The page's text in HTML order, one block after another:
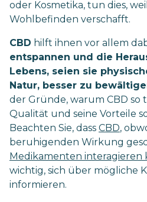
oder Kosmetika, tun dies,
Wohlbefinden verschafft.
CBD hilft ihnen vor allem
entspannen und die
Lebens, seien sie
Natur, besser zu
der Gründe, warum CBD so
Qualität und seine Vorteile
Beachten Sie, dass CBD,
beruhigenden Wirkung
Medikamenten interagieren
wichtig, sich über mögliche
informieren.